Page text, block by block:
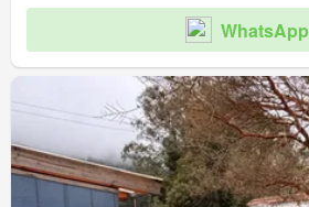
WhatsApp